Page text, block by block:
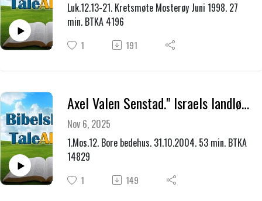
Luk.12.13-21. Kretsmøte Mosterøy Juni 1998. 27
min. BTKA 4196
1 191
Axel Valen Senstad." Israels landløfter."
Nov 6, 2025
1.Mos.12. Bore bedehus. 31.10.2004. 53 min. BTKA
14829
1 149